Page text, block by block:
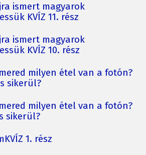
ismert magyarok
KVÍZ 11. rész
ismert magyarok
KVÍZ 10. rész
milyen étel van a fotón?
sikerül?
milyen étel van a fotón?
sikerül?
1. rész